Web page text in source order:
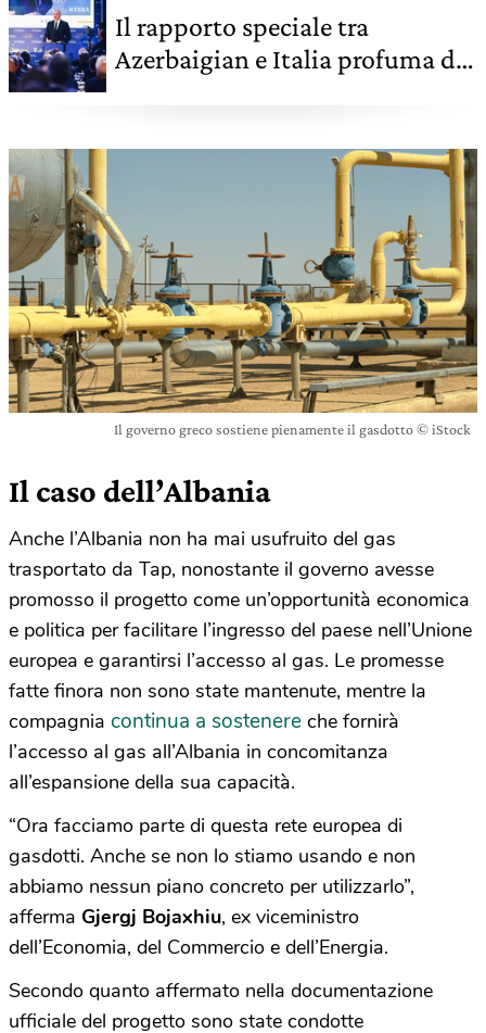
Il rapporto speciale tra
Azerbaigian e Italia profuma di
Il governo greco sostiene pienamente il gasdotto © iStock
Il caso dell’Albania
Anche l’Albania non ha mai usufruito del gas
trasportato da Tap, nonostante il governo avesse
promosso il progetto come un’opportunità economica
e politica per facilitare l’ingresso del paese nell’Unione
europea e garantirsi l’accesso al gas. Le promesse
fatte finora non sono state mantenute, mentre la
compagnia continua a sostenere che fornirà
l’accesso al gas all’Albania in concomitanza
all’espansione della sua capacità.
“Ora facciamo parte di questa rete europea di
gasdotti. Anche se non lo stiamo usando e non
abbiamo nessun piano concreto per utilizzarlo”,
afferma Gjergj Bojaxhiu, ex viceministro
dell’Economia, del Commercio e dell’Energia.
Secondo quanto affermato nella documentazione
ufficiale del progetto sono state condotte